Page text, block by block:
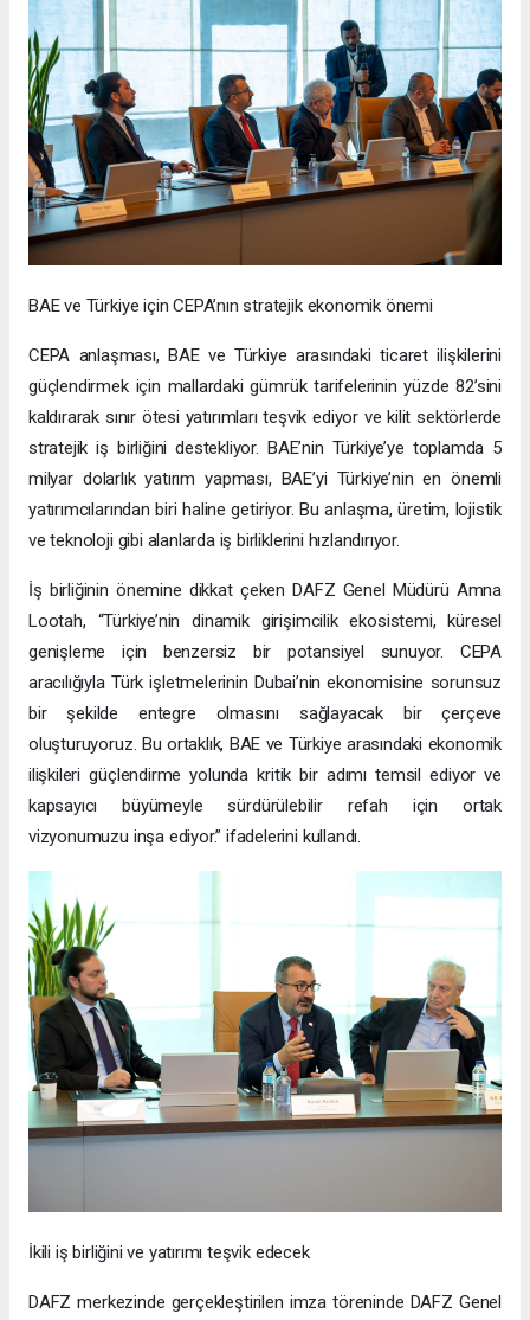
BAE ve Türkiye için CEPA’nın stratejik ekonomik önemi
CEPA anlaşması, BAE ve Türkiye arasındaki ticaret ilişkilerini
güçlendirmek için mallardaki gümrük tarifelerinin yüzde 82’sini
kaldırarak sınır ötesi yatırımları teşvik ediyor ve kilit sektörlerde
stratejik iş birliğini destekliyor. BAE’nin Türkiye’ye toplamda 5
milyar dolarlık yatırım yapması, BAE’yi Türkiye’nin en önemli
yatırımcılarından biri haline getiriyor. Bu anlaşma, üretim, lojistik
ve teknoloji gibi alanlarda iş birliklerini hızlandırıyor.
İş birliğinin önemine dikkat çeken DAFZ Genel Müdürü Amna
Lootah, “Türkiye’nin dinamik girişimcilik ekosistemi, küresel
genişleme için benzersiz bir potansiyel sunuyor. CEPA
aracılığıyla Türk işletmelerinin Dubai’nin ekonomisine sorunsuz
bir şekilde entegre olmasını sağlayacak bir çerçeve
oluşturuyoruz. Bu ortaklık, BAE ve Türkiye arasındaki ekonomik
ilişkileri güçlendirme yolunda kritik bir adımı temsil ediyor ve
kapsayıcı büyümeyle sürdürülebilir refah için ortak
vizyonumuzu inşa ediyor.” ifadelerini kullandı.
İkili iş birliğini ve yatırımı teşvik edecek
DAFZ merkezinde gerçekleştirilen imza töreninde DAFZ Genel